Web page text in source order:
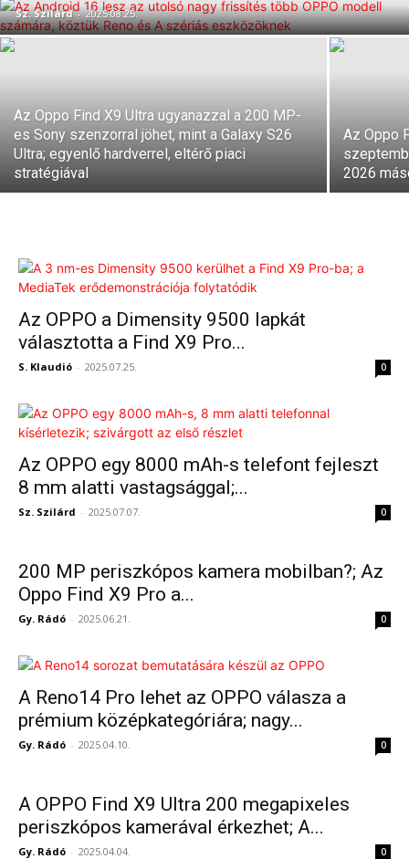
Sz. Szilárd - 2025.08.25.
Az Oppo Find X9 Ultra ugyanazzal a 200 MP-
es Sony szenzorral jöhet, mint a Galaxy S26
Ultra; egyenlő hardverrel, eltérő piaci
stratégiával
Az Oppo
2026
Az OPPO a Dimensity 9500 lapkát
választotta a Find X9 Pro...
S. Klaudió - 2025.07.25. 0
Az OPPO egy 8000 mAh-s telefont fejleszt
8 mm alatti vastagsággal;...
Sz. Szilárd - 2025.07.07. 0
200 MP periszkópos kamera mobilban?; Az
Oppo Find X9 Pro a...
Gy. Rádó - 2025.06.21. 0
A Reno14 Pro lehet az OPPO válasza a
prémium középkategóriára; nagy...
Gy. Rádó - 2025.04.10. 0
A OPPO Find X9 Ultra 200 megapixeles
periszkópos kamerával érkezhet; A...
Gy. Rádó - 2025.04.04. 0